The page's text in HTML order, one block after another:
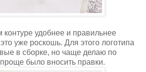
удобнее и правильнее
уже роскошь. Для этого логотипа
в сборке, но чаще делаю по
было вносить правки.